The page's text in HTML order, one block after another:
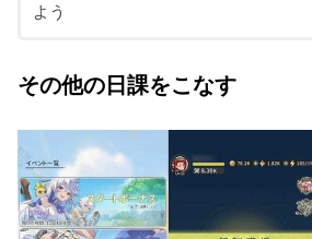
よう
その他の日課をこなす